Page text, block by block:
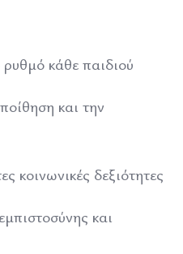
κάθε παιδιού
και την
κοινωνικές δεξιότητες
και